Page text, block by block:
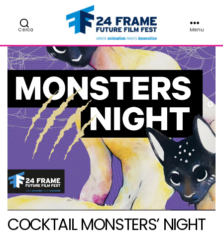
Cerca
24FRAME
Future
Film
Fest
Menu
COCKTAIL MONSTERS’ NIGHT